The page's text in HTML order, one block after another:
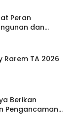
Peran
dan
Rarem TA 2026
Berikan
Pengancaman
Laporan ke